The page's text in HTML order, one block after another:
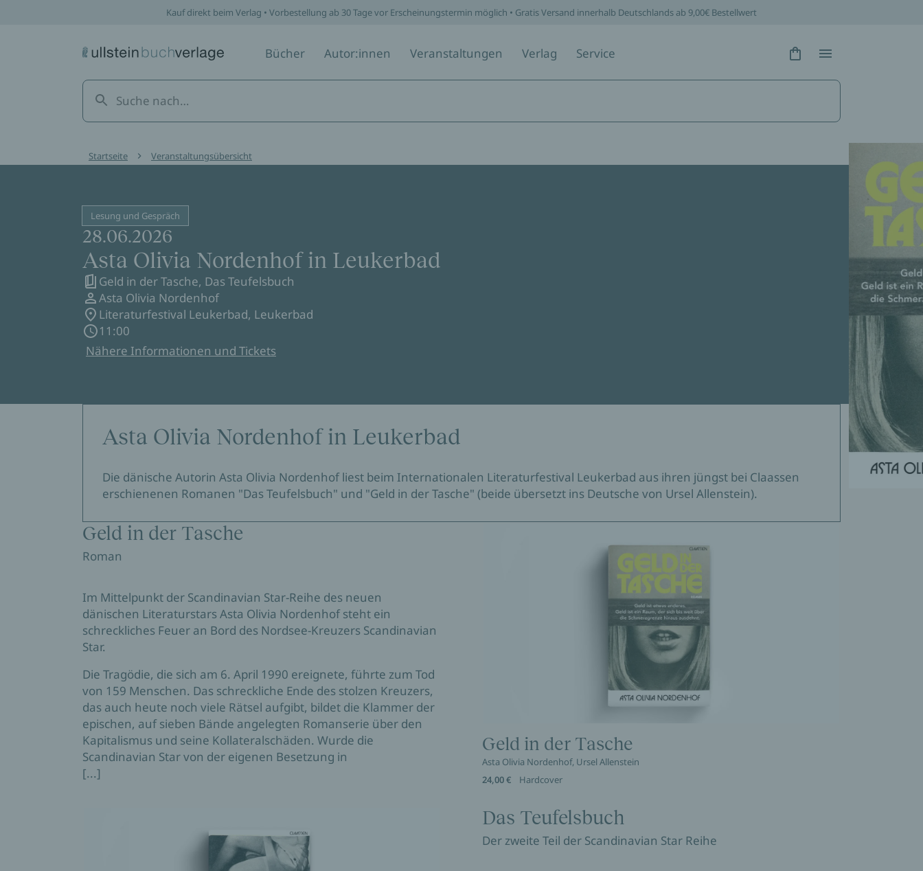
Kauf direkt beim Verlag • Vorbestellung ab 30 Tage vor Erscheinungstermin möglich • Gratis Versand innerhalb Deutschlands ab 9,00€ Bestellwert
Bücher Autor:innen Veranstaltungen Verlag Service Hidden Text
Hidden Text
Startseite Veranstaltungsübersicht
Lesung und Gespräch
28.06.2026
Asta Olivia Nordenhof in Leukerbad
Geld in der Tasche, Das Teufelsbuch
Asta Olivia Nordenhof
Literaturfestival Leukerbad, Leukerbad
11:00
Nähere Informationen und Tickets
Asta Olivia Nordenhof in Leukerbad
Die dänische Autorin Asta Olivia Nordenhof liest beim Internationalen Literaturfestival Leukerbad aus ihren jüngst bei Claassen
erschienenen Romanen "Das Teufelsbuch" und "Geld in der Tasche" (beide übersetzt ins Deutsche von Ursel Allenstein).
Geld in der Tasche
Roman
Im Mittelpunkt der Scandinavian Star-Reihe des neuen
dänischen Literaturstars Asta Olivia Nordenhof steht ein
schreckliches Feuer an Bord des Nordsee-Kreuzers Scandinavian
Star.
Die Tragödie, die sich am 6. April 1990 ereignete, führte zum Tod
von 159 Menschen. Das schreckliche Ende des stolzen Kreuzers,
das auch heute noch viele Rätsel aufgibt, bildet die Klammer der
epischen, auf sieben Bände angelegten Romanserie über den
Kapitalismus und seine Kollateralschäden. Wurde die
Scandinavian Star von der eigenen Besetzung in
[...]
Geld in der Tasche
Asta Olivia Nordenhof, Ursel Allenstein
24,00 €
Hardcover
Das Teufelsbuch
Der zweite Teil der Scandinavian Star Reihe